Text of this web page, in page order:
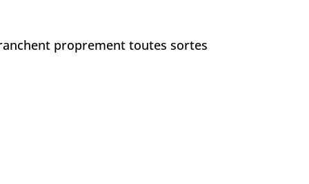
proprement toutes sortes